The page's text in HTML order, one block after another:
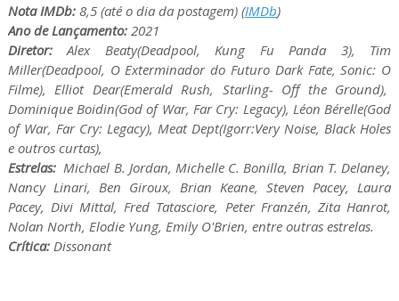
Nota IMDb:8,5 (até o dia da postagem) (IMDb)
Ano de Lançamento:2021
Diretor:Alex Beaty(Deadpool, Kung Fu Panda 3), Tim
Miller(Deadpool, O Exterminador do Futuro Dark Fate, Sonic: O
Filme), Elliot Dear(Emerald Rush, Starling- Off the Ground),
Dominique Boidin(God of War, Far Cry: Legacy), Léon Bérelle(God
of War, Far Cry: Legacy), Meat Dept(Igorr:Very Noise, Black Holes
e outros curtas),
Estrelas: Michael B. Jordan, Michelle C. Bonilla, Brian T. Delaney,
Nancy Linari, Ben Giroux, Brian Keane, Steven Pacey, Laura
Pacey, Divi Mittal, Fred Tatasciore, Peter Franzén, Zita Hanrot,
Nolan North, Elodie Yung, Emily O'Brien, entre outras estrelas.
Crítica:Dissonant